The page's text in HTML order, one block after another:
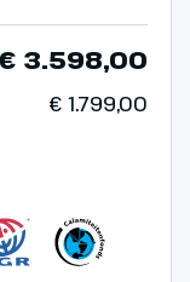
3.598,00
€ 1.799,00